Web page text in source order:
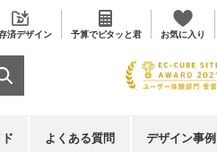
済デザイン 予算でピタッと君 お気に入り
よくある質問 デザイン事例